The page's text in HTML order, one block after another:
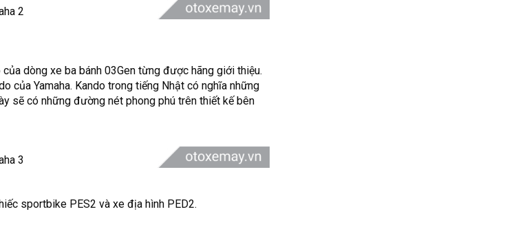
dòng xe ba bánh 03Gen từng được hãng giới thiệu.
của Yamaha. Kando trong tiếng Nhật có nghĩa những
sẽ có những đường nét phong phú trên thiết kế bên
sportbike PES2 và xe địa hình PED2.